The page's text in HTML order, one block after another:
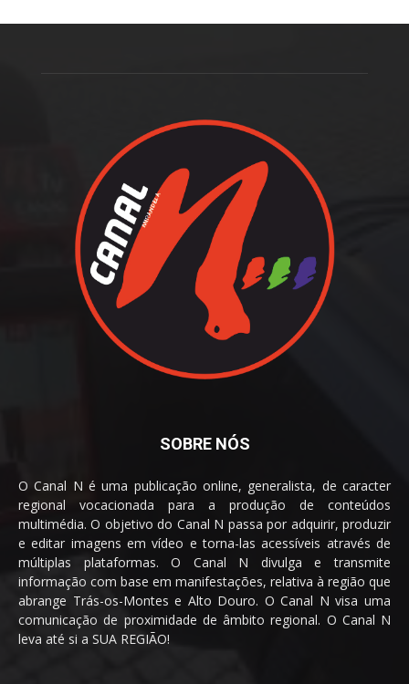
SOBRE NÓS
O Canal N é uma publicação online, generalista, de caracter
regional vocacionada para a produção de conteúdos
multimédia. O objetivo do Canal N passa por adquirir, produzir
e editar imagens em vídeo e torna-las acessíveis através de
múltiplas plataformas. O Canal N divulga e transmite
informação com base em manifestações, relativa à região que
abrange Trás-os-Montes e Alto Douro. O Canal N visa uma
comunicação de proximidade de âmbito regional. O Canal N
leva até si a SUA REGIÃO!